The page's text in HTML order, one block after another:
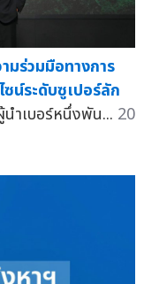
ร่วมมือทางการ
น์ระดับซูเปอร์ลัก
ำเบอร์หนึ่งพัน... 20